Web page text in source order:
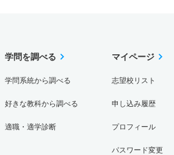
学問を調べる
学問系統から調べる
好きな教科から調べる
適職・適学診断
マイページ
志望校リスト
申し込み履歴
プロフィール
パスワード変更